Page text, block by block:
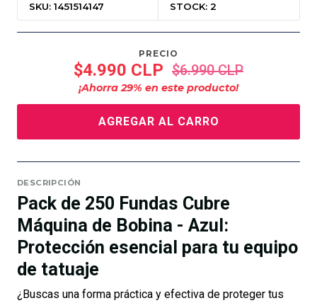
SKU: 1451514147 STOCK: 2
PRECIO
$4.990 CLP $6.990 CLP
¡Ahorra 29% en este producto!
AGREGAR AL CARRO
DESCRIPCIÓN
Pack de 250 Fundas Cubre
Máquina de Bobina - Azul:
Protección esencial para tu equipo
de tatuaje
¿Buscas una forma práctica y efectiva de proteger tus